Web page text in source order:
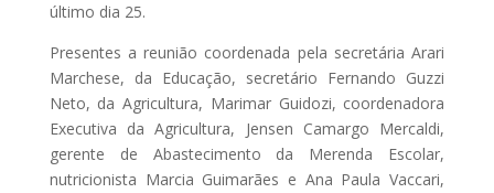
último dia 25.
Presentes a reunião coordenada pela secretária Arari
Marchese, da Educação, secretário Fernando Guzzi
Neto, da Agricultura, Marimar Guidozi, coordenadora
Executiva da Agricultura, Jensen Camargo Mercaldi,
gerente de Abastecimento da Merenda Escolar,
nutricionista Marcia Guimarães e Ana Paula Vaccari,